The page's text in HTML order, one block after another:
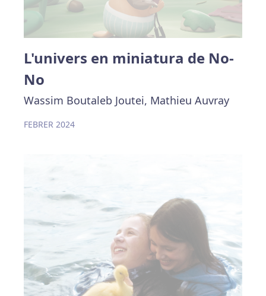
L'univers en miniatura de No-
No
Wassim Boutaleb Joutei, Mathieu Auvray
FEBRER 2024